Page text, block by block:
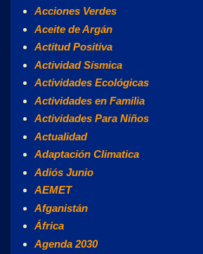
Acciones Verdes
Aceite de Argán
Actitud Positiva
Actividad Sísmica
Actividades Ecológicas
Actividades en Familia
Actividades Para Niños
Actualidad
Adaptación Climatica
Adiós Junio
AEMET
Afganistán
África
Agenda 2030